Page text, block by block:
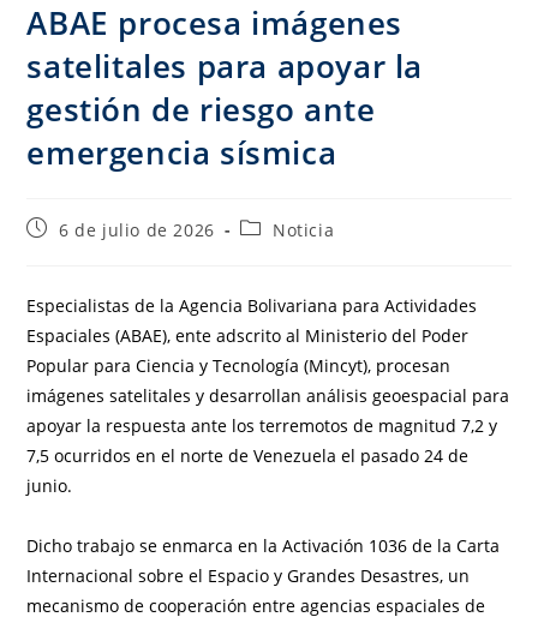
ABAE procesa imágenes
satelitales para apoyar la
gestión de riesgo ante
emergencia sísmica
6 de julio de 2026 Noticia
Especialistas de la Agencia Bolivariana para Actividades
Espaciales (ABAE), ente adscrito al Ministerio del Poder
Popular para Ciencia y Tecnología (Mincyt), procesan
imágenes satelitales y desarrollan análisis geoespacial para
apoyar la respuesta ante los terremotos de magnitud 7,2 y
7,5 ocurridos en el norte de Venezuela el pasado 24 de
junio.
Dicho trabajo se enmarca en la Activación 1036 de la Carta
Internacional sobre el Espacio y Grandes Desastres, un
mecanismo de cooperación entre agencias espaciales de